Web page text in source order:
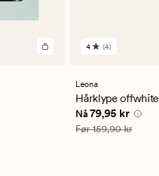
4
en
gjennomsnittlig
vurdering
på
4
4 (4)
Leona
Hårklype offwhite
Nåværende pris
Nå 79,95 kr
Vanlig pris 159,90 kr
Før159,90 kr